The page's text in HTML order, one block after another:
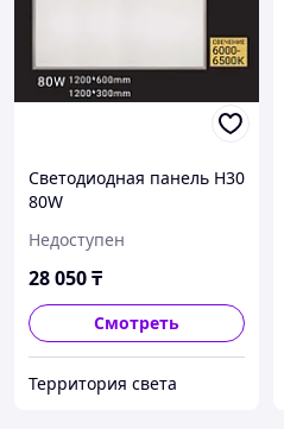
Светодиодная панель H30
80W
Недоступен
28 050₸
Смотреть
Территория света